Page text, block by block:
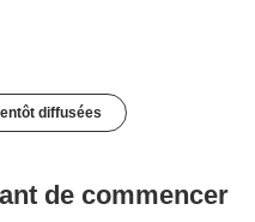
diffusées
de commencer